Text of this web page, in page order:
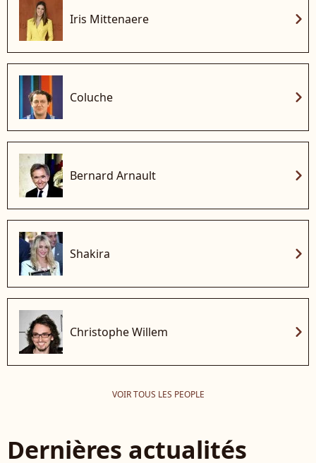
Iris Mittenaere chevron_right
Coluche chevron_right
Bernard Arnault chevron_right
Shakira chevron_right
Christophe Willem chevron_right
VOIR TOUS LES PEOPLE
Dernières actualités